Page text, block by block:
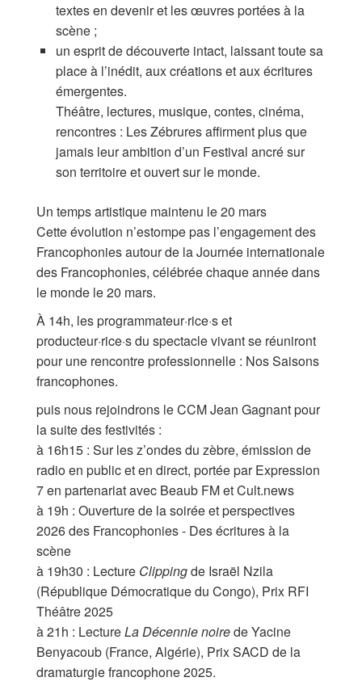
textes en devenir et les œuvres portées à la
scène ;
un esprit de découverte intact, laissant toute sa
place à l’inédit, aux créations et aux écritures
émergentes.
Théâtre, lectures, musique, contes, cinéma,
rencontres : Les Zébrures affirment plus que
jamais leur ambition d’un Festival ancré sur
son territoire et ouvert sur le monde.
Un temps artistique maintenu le 20 mars
Cette évolution n’estompe pas l’engagement des
Francophonies autour de la Journée internationale
des Francophonies, célébrée chaque année dans
le monde le 20 mars.
À 14h, les programmateur·rice·s et
producteur·rice·s du spectacle vivant se réuniront
pour une rencontre professionnelle : Nos Saisons
francophones.
puis nous rejoindrons le CCM Jean Gagnant pour
la suite des festivités :
à 16h15 : Sur les z’ondes du zèbre, émission de
radio en public et en direct, portée par Expression
7 en partenariat avec Beaub FM et Cult.news
à 19h : Ouverture de la soirée et perspectives
2026 des Francophonies - Des écritures à la
scène
à 19h30 : Lecture Clippingde Israël Nzila
(République Démocratique du Congo), Prix RFI
Théâtre 2025
à 21h : LectureLa Décennie noirede Yacine
Benyacoub (France, Algérie), Prix SACD de la
dramaturgie francophone 2025.